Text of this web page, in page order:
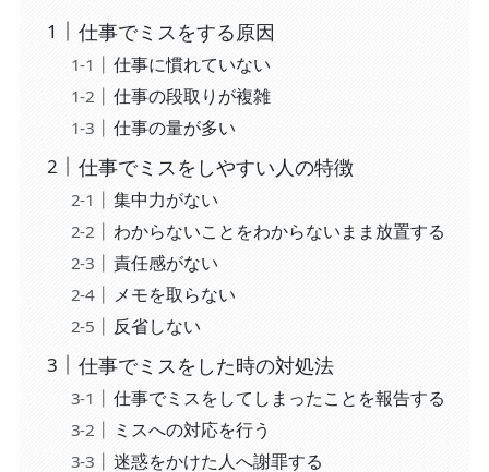
仕事でミスをする原因
仕事に慣れていない
仕事の段取りが複雑
仕事の量が多い
仕事でミスをしやすい人の特徴
集中力がない
わからないことをわからないまま放置する
責任感がない
メモを取らない
反省しない
仕事でミスをした時の対処法
仕事でミスをしてしまったことを報告する
ミスへの対応を行う
迷惑をかけた人へ謝罪する